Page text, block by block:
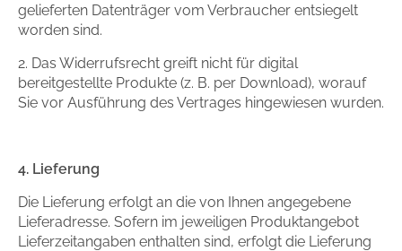
gelieferten Datenträger vom Verbraucher entsiegelt
worden sind.
2. Das Widerrufsrecht greift nicht für digital
bereitgestellte Produkte (z. B. per Download), worauf
Sie vor Ausführung des Vertrages hingewiesen wurden.
4. Lieferung
Die Lieferung erfolgt an die von Ihnen angegebene
Lieferadresse. Sofern im jeweiligen Produktangebot
Lieferzeitangaben enthalten sind, erfolgt die Lieferung